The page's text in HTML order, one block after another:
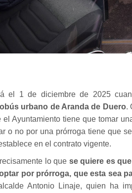
el 1 de diciembre de 2025
urbano de Aranda de Duero.
el Ayuntamiento tiene que tomar
o no por una prórroga tiene que
en el contrato vigente.
lo que se quiere es
por prórroga, que esta sea
Antonio Linaje, quien ha